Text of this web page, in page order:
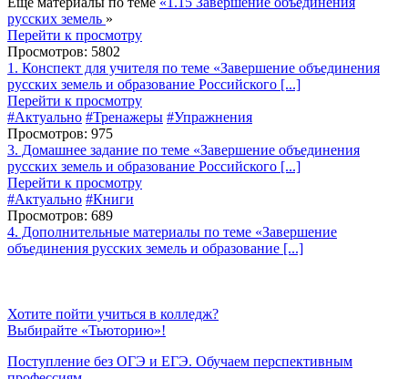
русских земель »
Перейти к просмотру
Просмотров: 5802
1. Конспект для учителя по теме «Завершение объединения
русских земель и образование Российского [...]
Перейти к просмотру
#Актуально #Тренажеры #Упражнения
Просмотров: 975
3. Домашнее задание по теме «Завершение объединения
русских земель и образование Российского [...]
Перейти к просмотру
#Актуально #Книги
Просмотров: 689
4. Дополнительные материалы по теме «Завершение
объединения русских земель и образование [...]
Хотите пойти учиться в колледж?
Выбирайте «Тьюторию»!
Поступление без ОГЭ и ЕГЭ. Обучаем перспективным